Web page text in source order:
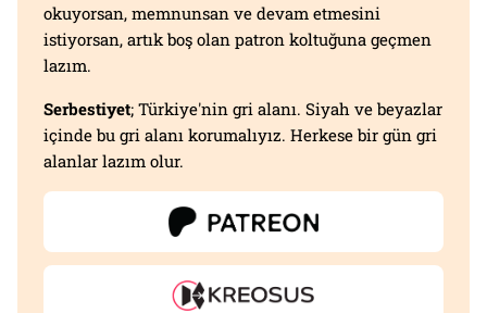
okuyorsan, memnunsan ve devam etmesini
istiyorsan, artık boş olan patron koltuğuna geçmen
lazım.
Serbestiyet; Türkiye'nin gri alanı. Siyah ve beyazlar
içinde bu gri alanı korumalıyız. Herkese bir gün gri
alanlar lazım olur.